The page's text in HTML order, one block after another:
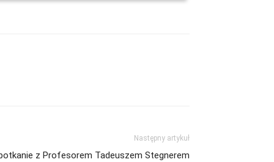
Następny artykuł
z Profesorem Tadeuszem Stegnerem